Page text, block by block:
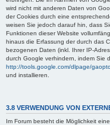
wird nicht mit anderen Daten von
der Cookies durch eine
weisen Sie jedoch darauf hin, dass
Funktionen dieser Website
hinaus die Erfassung der durch das
bezogenen Daten (inkl. Ihrer IP-
durch Google verhindern, indem Sie
http://tools.google.com/dlpage/
und installieren.
3.8 VERWENDUNG VON
Im Forum besteht die Möglichkeit